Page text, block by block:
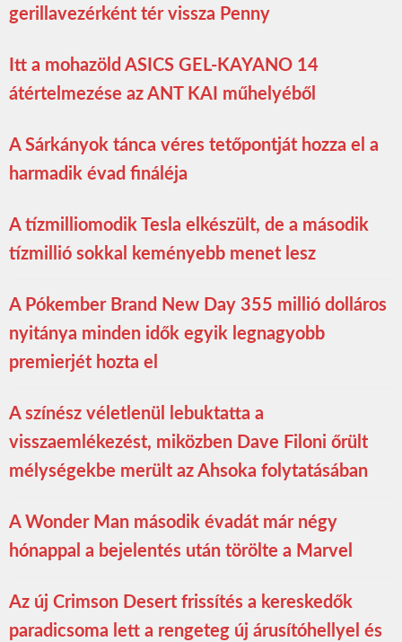
gerillavezérként tér vissza Penny
Itt a mohazöld ASICS GEL-KAYANO 14
átértelmezése az ANT KAI műhelyéből
A Sárkányok tánca véres tetőpontját hozza el a
harmadik évad fináléja
A tízmilliomodik Tesla elkészült, de a második
tízmillió sokkal keményebb menet lesz
A Pókember Brand New Day 355 millió dolláros
nyitánya minden idők egyik legnagyobb
premierjét hozta el
A színész véletlenül lebuktatta a
visszaemlékezést, miközben Dave Filoni őrült
mélységekbe merült az Ahsoka folytatásában
A Wonder Man második évadát már négy
hónappal a bejelentés után törölte a Marvel
Az új Crimson Desert frissítés a kereskedők
paradicsoma lett a rengeteg új árusítóhellyel és